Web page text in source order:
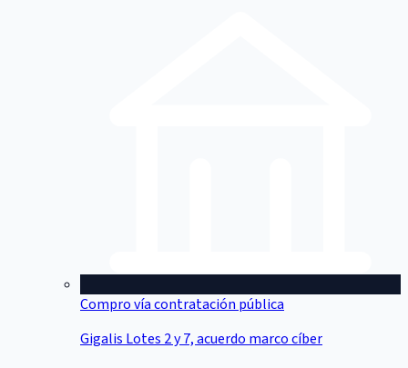
Compro vía contratación pública
Gigalis Lotes 2 y 7, acuerdo marco cíber